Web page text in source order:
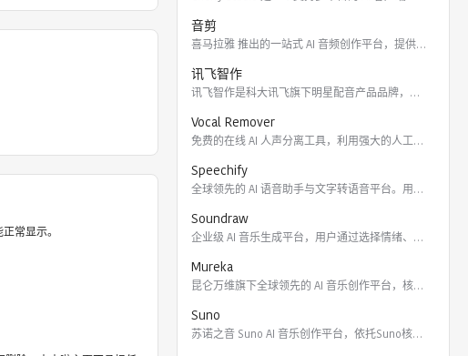
常显示。
音剪
喜马拉雅 推出的一站式 AI 音频创作平台，提供云端协作、3
讯飞智作
讯飞智作是科大讯飞旗下明星配音产品品牌，提供合成配音软件、真
Vocal Remover
免费的在线 AI 人声分离工具，利用强大的人工智能算法将歌曲
Speechify
全球领先的 AI 语音助手与文字转语音平台。用户可通过 Ch
Soundraw
企业级 AI 音乐生成平台，用户通过选择情绪、流派、乐器及长
Mureka
昆仑万维旗下全球领先的 AI 音乐创作平台，核心模型包括全球
Suno
苏诺之音 Suno AI 音乐创作平台，依托Suno核心模型